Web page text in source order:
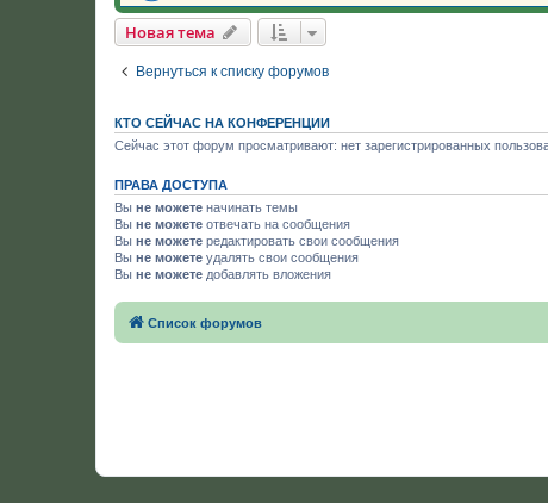
Новая тема
Вернуться к списку форумов
КТО СЕЙЧАС НА КОНФЕРЕНЦИИ
Сейчас этот форум просматривают: нет зарегистрированных
ПРАВА ДОСТУПА
Вы не можете начинать темы
Вы не можете отвечать на сообщения
Вы не можете редактировать свои сообщения
Вы не можете удалять свои сообщения
Вы не можете добавлять вложения
Список форумов